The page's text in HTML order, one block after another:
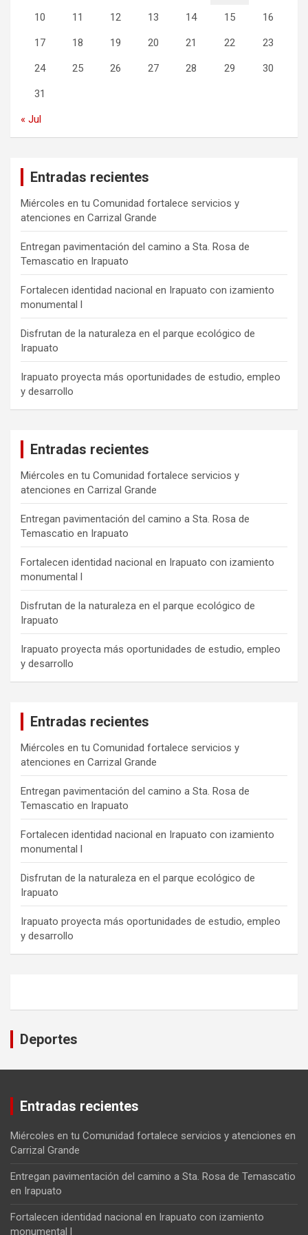
10 11 12 13 14 15 16
17 18 19 20 21 22 23
24 25 26 27 28 29 30
31
« Jul
Entradas recientes
Miércoles en tu Comunidad fortalece servicios y
atenciones en Carrizal Grande
Entregan pavimentación del camino a Sta. Rosa de
Temascatio en Irapuato
Fortalecen identidad nacional en Irapuato con izamiento
monumental l
Disfrutan de la naturaleza en el parque ecológico de
Irapuato
Irapuato proyecta más oportunidades de estudio, empleo
y desarrollo
Entradas recientes
Miércoles en tu Comunidad fortalece servicios y
atenciones en Carrizal Grande
Entregan pavimentación del camino a Sta. Rosa de
Temascatio en Irapuato
Fortalecen identidad nacional en Irapuato con izamiento
monumental l
Disfrutan de la naturaleza en el parque ecológico de
Irapuato
Irapuato proyecta más oportunidades de estudio, empleo
y desarrollo
Entradas recientes
Miércoles en tu Comunidad fortalece servicios y
atenciones en Carrizal Grande
Entregan pavimentación del camino a Sta. Rosa de
Temascatio en Irapuato
Fortalecen identidad nacional en Irapuato con izamiento
monumental l
Disfrutan de la naturaleza en el parque ecológico de
Irapuato
Irapuato proyecta más oportunidades de estudio, empleo
y desarrollo
Deportes
Entradas recientes
Miércoles en tu Comunidad fortalece servicios y atenciones en
Carrizal Grande
Entregan pavimentación del camino a Sta. Rosa de Temascatio
en Irapuato
Fortalecen identidad nacional en Irapuato con izamiento
monumental l